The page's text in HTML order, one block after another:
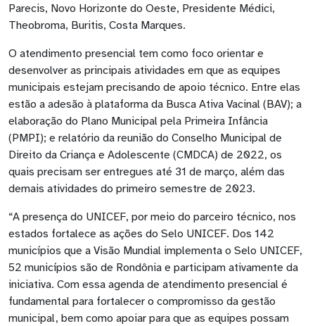
Parecis, Novo Horizonte do Oeste, Presidente Médici,
Theobroma, Buritis, Costa Marques.
O atendimento presencial tem como foco orientar e
desenvolver as principais atividades em que as equipes
municipais estejam precisando de apoio técnico. Entre elas
estão a adesão à plataforma da Busca Ativa Vacinal (BAV); a
elaboração do Plano Municipal pela Primeira Infância
(PMPI); e relatório da reunião do Conselho Municipal de
Direito da Criança e Adolescente (CMDCA) de 2022, os
quais precisam ser entregues até 31 de março, além das
demais atividades do primeiro semestre de 2023.
“A presença do UNICEF, por meio do parceiro técnico, nos
estados fortalece as ações do Selo UNICEF. Dos 142
municípios que a Visão Mundial implementa o Selo UNICEF,
52 municípios são de Rondônia e participam ativamente da
iniciativa. Com essa agenda de atendimento presencial é
fundamental para fortalecer o compromisso da gestão
municipal, bem como apoiar para que as equipes possam